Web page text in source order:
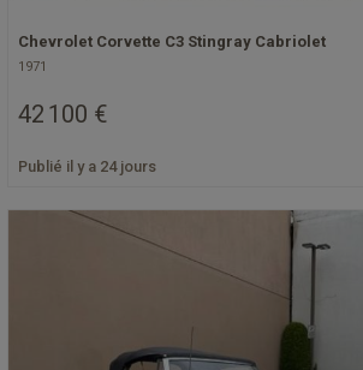
Chevrolet Corvette C3 Stingray Cabriolet
1971
42 100 €
Publié il y a 24 jours